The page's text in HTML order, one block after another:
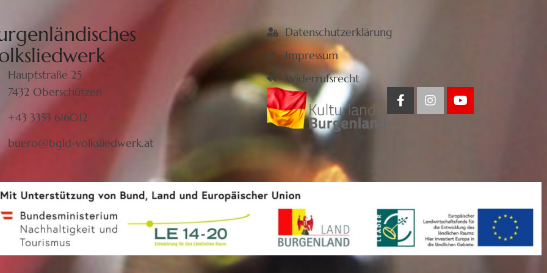
Hauptstraße 25
7432 Oberschützen
+43 3353 616012
buero@bgld-volksliedwerk.at
Datenschutzerklärung
Impressum
Widerrufsrecht